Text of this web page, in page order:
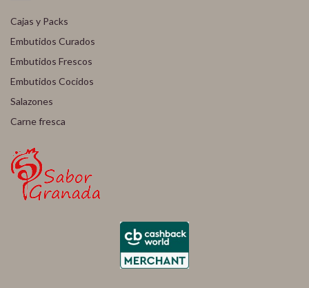
Cajas y Packs
Embutidos Curados
Embutidos Frescos
Embutidos Cocidos
Salazones
Carne fresca